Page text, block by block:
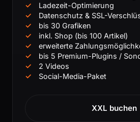
Ladezeit-Optimierung
Datenschutz & SSL-
bis 30 Grafiken
inkl. Shop (bis 100 Artikel)
erweiterte
bis 5 Premium-Plugins /
2 Videos
Social-Media-Paket
XXL buchen